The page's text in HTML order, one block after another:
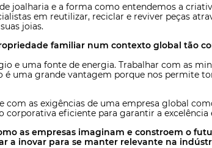
joalharia e a forma como entendemos a
em reutilizar, reciclar e reviver peças
joias.
familiar num contexto global tão
e uma fonte de energia. Trabalhar com as
é uma grande vantagem porque nos permite
com as exigências de uma empresa global
corporativa eficiente para garantir a excelência
as empresas imaginam e constroem o
a inovar para se manter relevante na